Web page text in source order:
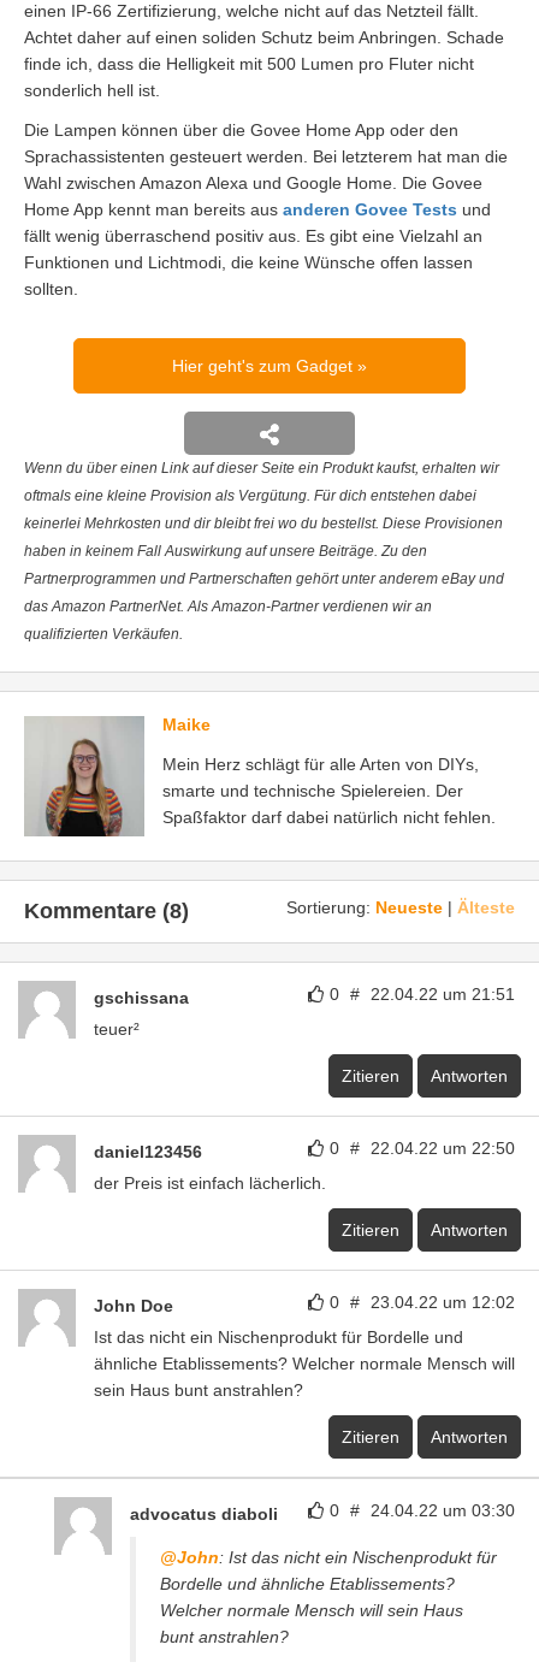
einen IP-66 Zertifizierung, welche nicht auf das Netzteil fällt.
Achtet daher auf einen soliden Schutz beim Anbringen. Schade
finde ich, dass die Helligkeit mit 500 Lumen pro Fluter nicht
sonderlich hell ist.
Die Lampen können über die Govee Home App oder den
Sprachassistenten gesteuert werden. Bei letzterem hat man die
Wahl zwischen Amazon Alexa und Google Home. Die Govee
Home App kennt man bereits aus anderen Govee Tests und
fällt wenig überraschend positiv aus. Es gibt eine Vielzahl an
Funktionen und Lichtmodi, die keine Wünsche offen lassen
sollten.
Hier geht's zum Gadget
Wenn du über einen Link auf dieser Seite ein Produkt kaufst, erhalten wir
oftmals eine kleine Provision als Vergütung. Für dich entstehen dabei
keinerlei Mehrkosten und dir bleibt frei wo du bestellst. Diese Provisionen
haben in keinem Fall Auswirkung auf unsere Beiträge. Zu den
Partnerprogrammen und Partnerschaften gehört unter anderem eBay und
das Amazon PartnerNet. Als Amazon-Partner verdienen wir an
qualifizierten Verkäufen.
Maike
Mein Herz schlägt für alle Arten von DIYs,
smarte und technische Spielereien. Der
Spaßfaktor darf dabei natürlich nicht fehlen.
Sortierung: Neueste | Älteste
Kommentare (8)
0 # 22.04.22 um 21:51
gschissana
teuer²
Zitieren Antworten
0 # 22.04.22 um 22:50
daniel123456
der Preis ist einfach lächerlich.
Zitieren Antworten
0 # 23.04.22 um 12:02
John Doe
Ist das nicht ein Nischenprodukt für Bordelle und
ähnliche Etablissements? Welcher normale Mensch will
sein Haus bunt anstrahlen?
Zitieren Antworten
0 # 24.04.22 um 03:30
advocatus diaboli
@John: Ist das nicht ein Nischenprodukt für
Bordelle und ähnliche Etablissements?
Welcher normale Mensch will sein Haus
bunt anstrahlen?